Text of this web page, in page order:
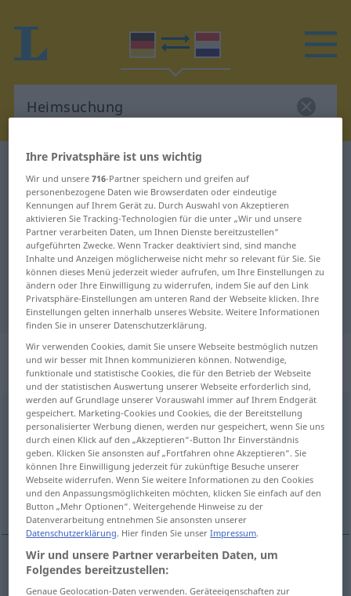
Deutsch-Niederländisch Wörterbuch
Heimsuchung
Deutsch-Niederländisch
Übersetzung für "Heimsuchung"
"Heimsuchung" Niederländisch
Übersetzung
„Heimsuchung“: Femininum,
weiblich
Heimsuchungf
Übersicht aller Übersetzungen
(Für mehr Details die Übersetzung anklicken/antippen)
teistering, beproeving, plaag
teistering Heimsuchung
Ihre Privatsphäre ist uns wichtig
Wir und unsere716-Partner speichern und greifen auf
personenbezogene Daten wie Browserdaten oder eindeutige
Kennungen auf Ihrem Gerät zu. Durch Auswahl von Akzeptieren
aktivieren Sie Tracking-Technologien für die unter „Wir und unsere
Partner verarbeiten Daten, um Ihnen Dienste bereitzustellen“
aufgeführten Zwecke. Wenn Tracker deaktiviert sind, sind manche
Inhalte und Anzeigen möglicherweise nicht mehr so relevant für Sie. Sie
können dieses Menü jederzeit wieder aufrufen, um Ihre Einstellungen zu
ändern oder Ihre Einwilligung zu widerrufen, indem Sie auf den Link
Privatsphäre-Einstellungen am unteren Rand der Webseite klicken. Ihre
Einstellungen gelten innerhalb unseres Website. Weitere Informationen
finden Sie in unserer Datenschutzerklärung.
Wir verwenden Cookies, damit Sie unsere Webseite bestmöglich nutzen
und wir besser mit Ihnen kommunizieren können. Notwendige,
funktionale und statistische Cookies, die für den Betrieb der Webseite
und der statistischen Auswertung unserer Webseite erforderlich sind,
werden auf Grundlage unserer Vorauswahl immer auf Ihrem Endgerät
gespeichert. Marketing-Cookies und Cookies, die der Bereitstellung
personalisierter Werbung dienen, werden nur gespeichert, wenn Sie uns
durch einen Klick auf den „Akzeptieren“-Button Ihr Einverständnis
geben. Klicken Sie ansonsten auf „Fortfahren ohne Akzeptieren“. Sie
können Ihre Einwilligung jederzeit für zukünftige Besuche unserer
Webseite widerrufen. Wenn Sie weitere Informationen zu den Cookies
und den Anpassungsmöglichkeiten möchten, klicken Sie einfach auf den
Button „Mehr Optionen“. Weitergehende Hinweise zu der
Datenverarbeitung entnehmen Sie ansonsten unserer
Datenschutzerklärung. Hier finden Sie unserImpressum.
Wir und unsere Partner verarbeiten Daten, um
Folgendes bereitzustellen:
Genaue Geolocation-Daten verwenden. Geräteeigenschaften zur